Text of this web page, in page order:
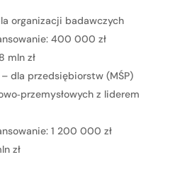
organizacji badawczych
400 000 zł
mln zł
– dla przedsiębiorstw (MŚP)
z liderem
1 200 000 zł
zł